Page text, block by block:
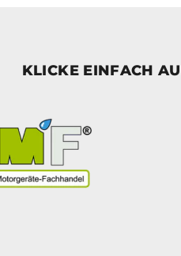
KLICKE EINFACH